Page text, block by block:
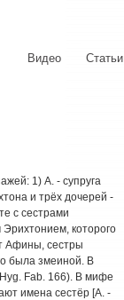
Видео Статьи
1) А. - супруга
и трёх дочерей -
с сестрами
которого
Афины, сестры
была змеиной. В
Fab. 166). В мифе
имена сестёр [А. -